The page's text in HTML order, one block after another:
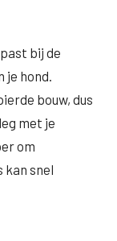
bij de
je hond.
bouw, dus
met je
om
snel